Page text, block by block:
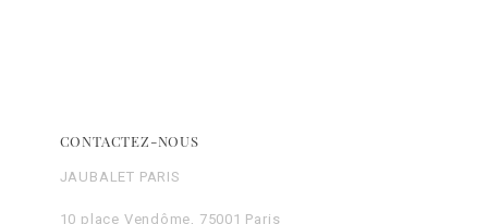
CONTACTEZ-NOUS
JAUBALET PARIS
10 place Vendôme, 75001 Paris